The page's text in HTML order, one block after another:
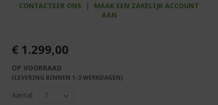
CONTACTEER ONS |
MAAK EEN ZAKELIJK ACCOUNT
AAN
€ 1.299,00
OP VOORRAAD
(LEVERING BINNEN 1-3 WERKDAGEN)
Aantal: